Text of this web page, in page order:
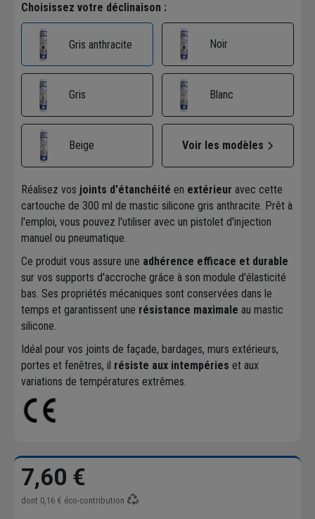
Choisissez votre déclinaison :
Gris anthracite Noir
Gris Blanc
Beige Voir les modèles
Réalisez vos joints d'étanchéité en extérieur avec cette
cartouche de 300 ml de mastic silicone gris anthracite. Prêt à
l'emploi, vous pouvez l'utiliser avec un pistolet d'injection
manuel ou pneumatique.
Ce produit vous assure une adhérence efficace et durable
sur vos supports d'accroche grâce à son module d'élasticité
bas. Ses propriétés mécaniques sont conservées dans le
temps et garantissent une résistance maximale au mastic
silicone.
Idéal pour vos joints de façade, bardages, murs extérieurs,
portes et fenêtres, il résiste aux intempéries et aux
variations de températures extrêmes.
7,60 €
dont 0,16 € éco-contribution